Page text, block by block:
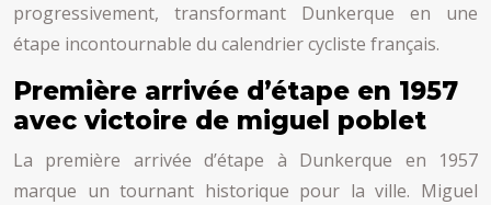
progressivement, transformant Dunkerque en une
étape incontournable du calendrier cycliste français.
Première arrivée d’étape en 1957
avec victoire de miguel poblet
La première arrivée d’étape à Dunkerque en 1957
marque un tournant historique pour la ville. Miguel